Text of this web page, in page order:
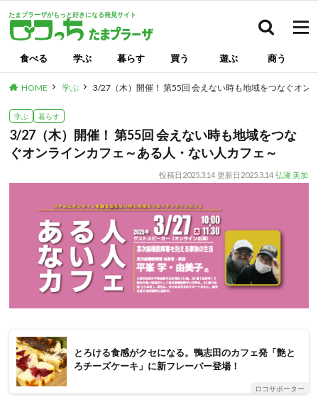
たまプラーザがもっと好きになる発見サイト
食べる 学ぶ 暮らす 買う 遊ぶ 商う
HOME 学ぶ 3/27（木）開催！ 第55回 会えない時も地域をつなぐオン
学ぶ 暮らす
3/27（木）開催！ 第55回 会えない時も地域をつな
ぐオンラインカフェ～ある人・ない人カフェ～
投稿日 2025.3.14 更新日 2025.3.14 弘瀬 美加
とろける食感がクセになる。鴨志田のカフェ発「艶と
ろチーズケーキ」に新フレーバー登場！
ロコサポーター